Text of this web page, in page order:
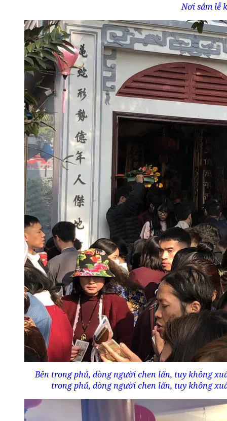
Nơi sắm lễ
Bên trong phủ, dòng người chen lấn, tuy không
trong phủ, dòng người chen lấn, tuy không